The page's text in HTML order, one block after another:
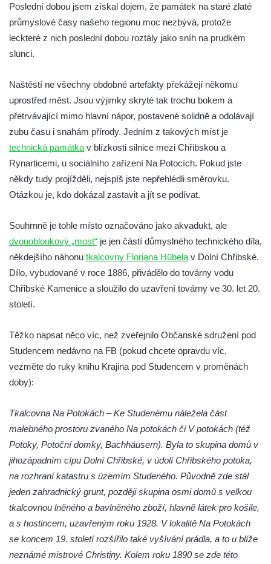
Silniční most v ulici T. G. Masaryka v Lokti
Kamenný most na ulici Dr. Edvarda Beneše
Malý železniční viadukt ve Skalici u České
Lípy
Železniční viadukt v Desné
Silniční most přes potok Hasina v
Konětopech
Železniční viadukt v Jimlíně nad silnicí a
potokem Hasina
Torzo železničního mostu v Horním Jiřetíně
Inundační most Postoloprty
Viadukt na bývalé železniční trati Počerady-
Vrskmaň u Polerad
Nový silniční most na silnici 16 v Mělníku
Silniční most Josefa Straky v Mělníku
Železniční most přes Jizeru u Dolní Dušnice
Kamenný zámecký most přes Ploučnici v
Mimoni
Kamenný most přes Radbuzu v Dobřanech
Kamenný most přes Ploučnici v Horní Polici
Železniční most přes Mohelku v Rychnově
u Jablonce nad Nisou
Kamenný most přes Bílinu ve Lbíně
Černý most (a akvadukt) přes železniční
Poslední dobou jsem získal dojem, že památek na staré zlaté
průmyslové časy našeho regionu moc nezbývá, protože
leckteré z nich poslední dobou roztály jako sníh na prudkém
slunci.
Naštěstí ne všechny obdobné artefakty překážejí někomu
uprostřed měst. Jsou výjimky skryté tak trochu bokem a
přetrvávající mimo hlavní nápor, postavené solidně a odolávají
zubu času i snahám přírody. Jedním z takových míst je
technická památka v blízkosti silnice mezi Chřibskou a
Rynarticemi, u sociálního zařízení Na Potocích. Pokud jste
někdy tudy projížděli, nejspíš jste nepřehlédli směrovku.
Otázkou je, kdo dokázal zastavit a jít se podívat.
Souhrnně je tohle místo označováno jako akvadukt, ale
dvouobloukový „most“ je jen částí důmyslného technického díla,
někdejšího náhonu tkalcovny Floriana Hübela v Dolní Chřibské.
Dílo, vybudované v roce 1886, přivádělo do továrny vodu
Chřibské Kamenice a sloužilo do uzavření továrny ve 30. let 20.
století.
Těžko napsat něco víc, než zveřejnilo Občanské sdružení pod
Studencem nedávno na FB (pokud chcete opravdu víc,
vezměte do ruky knihu Krajina pod Studencem v proměnách
doby):
Tkalcovna Na Potokách – Ke Studenému náležela část
malebného prostoru zvaného Na potokách či V potokách (též
Potoky, Potoční domky, Bachhäusern). Byla to skupina domů v
jihozápadním cípu Dolní Chřibské, v údolí Chřibského potoka,
na rozhraní katastru s územím Studeného. Původně zde stál
jeden zahradnický grunt, později skupina osmi domů s velkou
tkalcovnou lněného a bavlněného zboží, hlavně látek pro košile,
a s hostincem, uzavřeným roku 1928. V lokalitě Na Potokách
se koncem 19. století rozšířilo také vyšívání prádla, a to u blíže
neznámé mistrové Christiny. Kolem roku 1890 se zde této